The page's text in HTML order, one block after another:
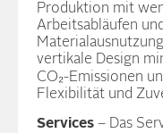
Produktion mit
Arbeitsabläufen
vertikale Design
CO₂-Emissionen
Flexibilität und
Services – Das